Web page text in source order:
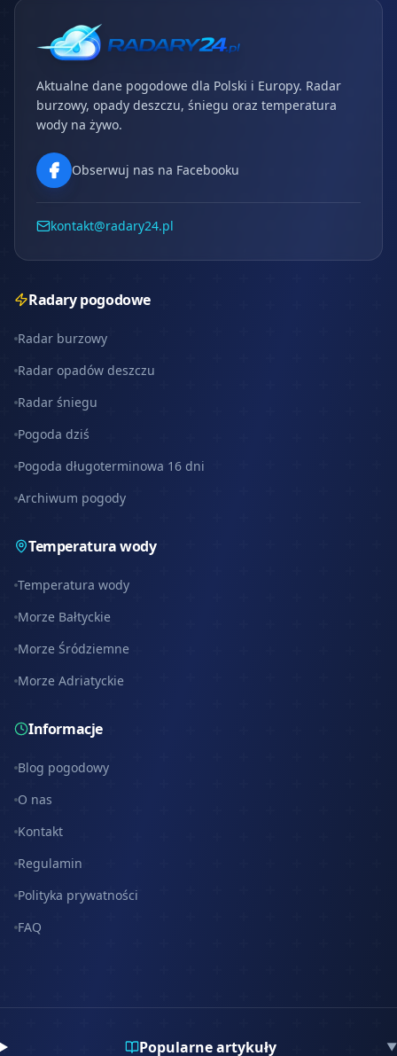
Aktualne dane pogodowe dla Polski i Europy. Radar
burzowy, opady deszczu, śniegu oraz temperatura
wody na żywo.
Obserwuj nas na Facebooku
kontakt@radary24.pl
Radary pogodowe
Radar burzowy
Radar opadów deszczu
Radar śniegu
Pogoda dziś
Pogoda długoterminowa 16 dni
Archiwum pogody
Temperatura wody
Temperatura wody
Morze Bałtyckie
Morze Śródziemne
Morze Adriatyckie
Informacje
Blog pogodowy
O nas
Kontakt
Regulamin
Polityka prywatności
FAQ
Popularne artykuły ▼